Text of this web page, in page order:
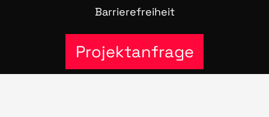
Bar­rie­re­frei­heit
Projektanfrage